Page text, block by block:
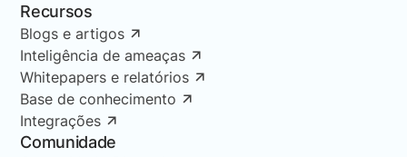
Recursos
Blogs e artigos
Inteligência de ameaças
Whitepapers e relatórios
Base de conhecimento
Integrações
Comunidade